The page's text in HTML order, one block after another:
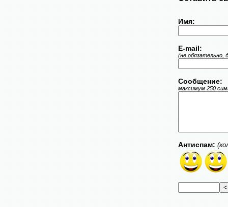
Имя:
E-mail:
(не обязательно,
Сообщение:
максимум 250
Антиспам: